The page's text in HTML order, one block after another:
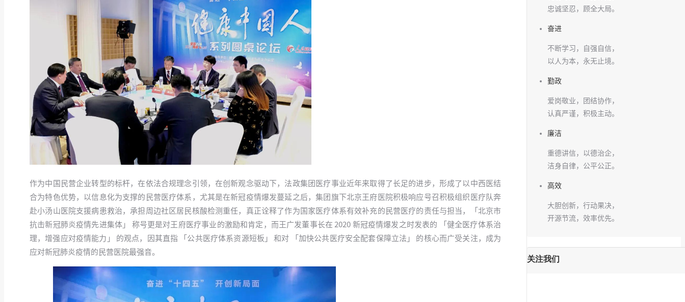
作为中国民营企业转型的标杆，在依法合规理念引领，在创新观念驱动下，法政集团医疗事业近年来取得了长足的进步，形成了以中西医结
合为特色优势，以信息化为支撑的民营医疗体系，尤其是在新冠疫情爆发蔓延之后，集团旗下北京王府医院积极响应号召积极组织医疗队奔
赴小汤山医院支援病患救治，承担周边社区居民核酸检测重任，真正诠释了作为国家医疗体系有效补充的民营医疗的责任与担当，「北京市
抗击新冠肺炎疫情先进集体」 称号更是对王府医疗事业的激励和肯定，而王广发董事长在 2020 新冠疫情爆发之时发表的 「健全医疗体系治
理，增强应对疫情能力」 的观点，因其直指 「公共医疗体系资源短板」 和对 「加快公共医疗安全配套保障立法」 的核心而广受关注，成为
应对新冠肺炎疫情的民营医院最强音。
忠诚坚忍，顾全大局。
奋进
不断学习，自强自信，
以人为本，永无止境。
勤政
爱岗敬业，团结协作，
认真严谨，积极主动。
廉洁
重德讲信，以德治企，
洁身自律，公平公正。
高效
大胆创新，行动果决，
开源节流，效率优先。
关注我们